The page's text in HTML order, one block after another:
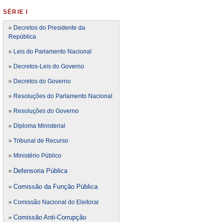
SÉRIE I
» Decretos do Presidente da
República
» Leis do Parlamento Nacional
» Decretos-Leis do Governo
» Decretos do Governo
» Resoluções do Parlamento Nacional
» Resoluções do Governo
» Diploma Ministerial
» Tribunal de Recurso
» Ministério Público
» Defensoria Pública
» Comissão da Função Pública
» Comissão Nacional do Eleitoral
» Comissão Anti-Corrupção